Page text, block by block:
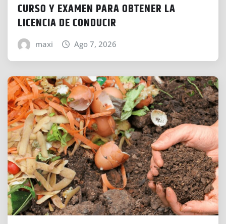
CURSO Y EXAMEN PARA OBTENER LA
LICENCIA DE CONDUCIR
maxi Ago 7, 2026